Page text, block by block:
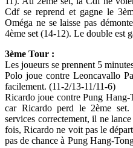
Cdf se reprend et gagne le
Oméga ne se laisse pas
4ème set (14-12). Le double est
3ème Tour :
Les joueurs se prennent 5
Polo joue contre Leoncavallo
facilement. (11-2/13-11/11-6)
Ricardo joue contre Pung Hang-
car Ricardo perd le 2ème
services correctement, il ne
fois, Ricardo ne voit pas le
pas de chance à Pung Hang-